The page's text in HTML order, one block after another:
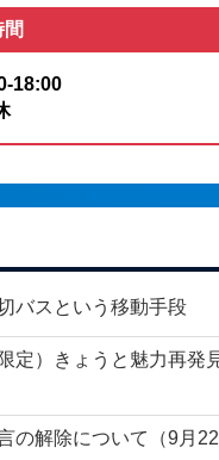
18:00
バスという移動手段
定）きょうと魅力再発
の解除について（9月22